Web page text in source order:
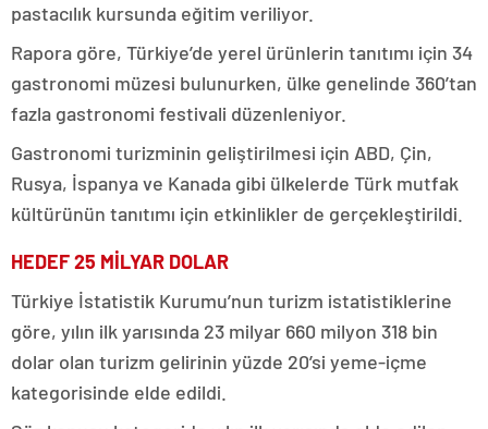
pastacılık kursunda eğitim veriliyor.
Rapora göre, Türkiye’de yerel ürünlerin tanıtımı için 34
gastronomi müzesi bulunurken, ülke genelinde 360’tan
fazla gastronomi festivali düzenleniyor.
Gastronomi turizminin geliştirilmesi için ABD, Çin,
Rusya, İspanya ve Kanada gibi ülkelerde Türk mutfak
kültürünün tanıtımı için etkinlikler de gerçekleştirildi.
HEDEF 25 MİLYAR DOLAR
Türkiye İstatistik Kurumu’nun turizm istatistiklerine
göre, yılın ilk yarısında 23 milyar 660 milyon 318 bin
dolar olan turizm gelirinin yüzde 20’si yeme-içme
kategorisinde elde edildi.